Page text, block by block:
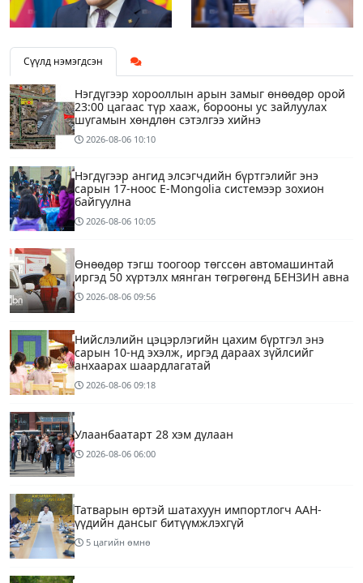
Сүүлд нэмэгдсэн
Нэгдүгээр хорооллын арын замыг өнөөдөр орой
23:00 цагаас түр хааж, борооны ус зайлуулах
шугамын хөндлөн сэтэлгээ хийнэ
2026-08-06 10:10
Нэгдүгээр ангид элсэгчдийн бүртгэлийг энэ
сарын 17-ноос E-Mongolia системээр зохион
байгуулна
2026-08-06 10:05
Өнөөдөр тэгш тоогоор төгссөн автомашинтай
иргэд 50 хүртэлх мянган төгрөгөнд БЕНЗИН авна
2026-08-06 09:56
Нийслэлийн цэцэрлэгийн цахим бүртгэл энэ
сарын 10-нд эхэлж, иргэд дараах зүйлсийг
анхаарах шаардлагатай
2026-08-06 09:18
Улаанбаатарт 28 хэм дулаан
2026-08-06 06:00
Татварын өртэй шатахуун импортлогч ААН-
үүдийн дансыг битүүмжлэхгүй
5 цагийн өмнө